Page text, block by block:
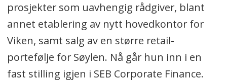
prosjekter som uavhengig rådgiver, blant
annet etablering av nytt hovedkontor for
Viken, samt salg av en større retail-
portefølje for Søylen. Nå går hun inn i en
fast stilling igjen i SEB Corporate Finance.